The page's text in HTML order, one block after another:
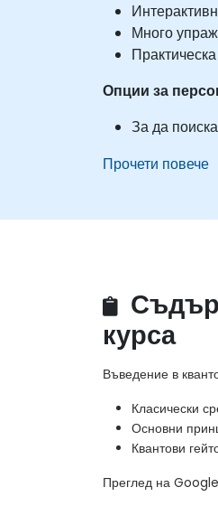
Много
Опции за
За да
Прочети повече
курса
Въведение в
Класически
Основни
Квантови
Преглед на